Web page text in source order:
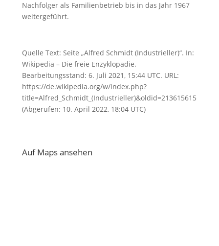
Nachfolger als Familienbetrieb bis in das Jahr 1967
weitergeführt.
Quelle Text: Seite „Alfred Schmidt (Industrieller)“. In:
Wikipedia – Die freie Enzyklopädie.
Bearbeitungsstand: 6. Juli 2021, 15:44 UTC. URL:
https://de.wikipedia.org/w/index.php?
title=Alfred_Schmidt_(Industrieller)&oldid=213615615
(Abgerufen: 10. April 2022, 18:04 UTC)
Auf Maps ansehen